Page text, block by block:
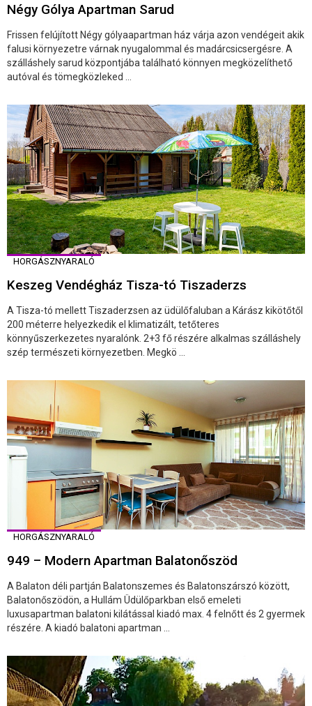
Négy Gólya Apartman Sarud
Frissen felújított Négy gólyaapartman ház várja azon vendégeit akik
falusi környezetre várnak nyugalommal és madárcsicsergésre. A
szálláshely sarud központjába található könnyen megközelíthető
autóval és tömegközleked ...
HORGÁSZNYARALÓ
Keszeg Vendégház Tisza-tó Tiszaderzs
A Tisza-tó mellett Tiszaderzsen az üdülőfaluban a Kárász kikötőtől
200 méterre helyezkedik el klimatizált, tetőteres
könnyűszerkezetes nyaralónk. 2+3 fő részére alkalmas szálláshely
szép természeti környezetben. Megkö ...
HORGÁSZNYARALÓ
949 – Modern Apartman Balatonőszöd
A Balaton déli partján Balatonszemes és Balatonszárszó között,
Balatonőszödön, a Hullám Üdülőparkban első emeleti
luxusapartman balatoni kilátással kiadó max. 4 felnőtt és 2 gyermek
részére. A kiadó balatoni apartman ...